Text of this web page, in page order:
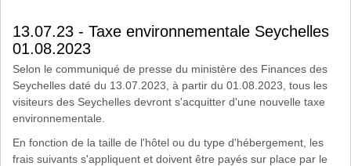
13.07.23 - Taxe environnementale Seychelles
01.08.2023
Selon le communiqué de presse du ministère des Finances des
Seychelles daté du 13.07.2023, à partir du 01.08.2023, tous les
visiteurs des Seychelles devront s'acquitter d'une nouvelle taxe
environnementale.
En fonction de la taille de l'hôtel ou du type d'hébergement, les
frais suivants s'appliquent et doivent être payés sur place par le